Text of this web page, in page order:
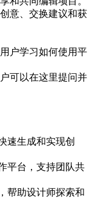
意、交换建议和获
户学习如何使用平
可以在这里提问并
速生成和实现创
平台，支持团队共
帮助设计师探索和